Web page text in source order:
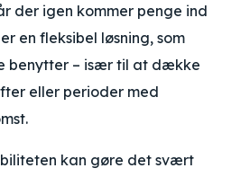
der igen kommer penge ind
en fleksibel løsning, som
benytter – især til at dække
eller perioder med
kan gøre det svært